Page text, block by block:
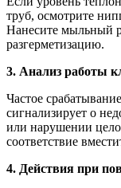
труб, осмотрите
Нанесите мыльный
разгерметизацию.
3. Анализ работы
Частое
сигнализирует о
или нарушении
соответствие
4. Действия при